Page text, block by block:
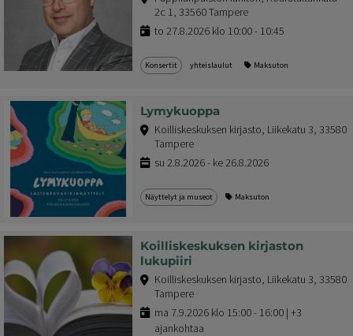
2c 1, 33560 Tampere
to 27.8.2026 klo 10:00 - 10:45
Konsertit yhteislaulut Maksuton
Lymykuoppa
Koilliskeskuksen kirjasto, Liikekatu 3, 33580
Tampere
su 2.8.2026 - ke 26.8.2026
Näyttelyt ja museot Maksuton
Koilliskeskuksen kirjaston
lukupiiri
Koilliskeskuksen kirjasto, Liikekatu 3, 33580
Tampere
ma 7.9.2026 klo 15:00 - 16:00 | +3
ajankohtaa